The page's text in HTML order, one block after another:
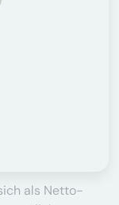
als Netto-